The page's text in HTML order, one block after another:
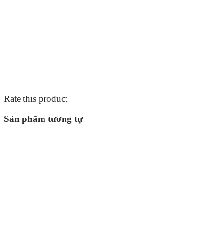
Rate this product
Sản phẩm tương tự